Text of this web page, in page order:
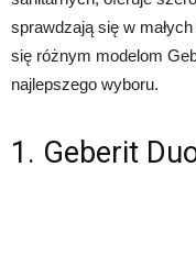
sprawdzają się w
się różnym modelom
najlepszego wyboru.
1. Geberit